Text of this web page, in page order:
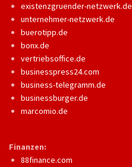
existenzgruender-netzwerk.de
unternehmer-netzwerk.de
buerotipp.de
bonx.de
vertriebsoffice.de
businesspress24.com
business-telegramm.de
businessburger.de
marcomio.de
Finanzen:
88finance.com